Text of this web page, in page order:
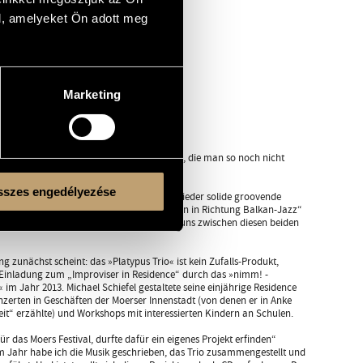
amelyeket Ön adott meg
Marketing
engedélyezése
unheimlich vielfältige Farben erzeugen, die man so noch nicht
lyrisch gestrichene Kantilenen, dann wieder solide groovende
kammermusikalisch, eher ein bisschen in Richtung Balkan-Jazz“
„Sehr verkürzt gesagt, bewegen wir uns zwischen diesen beiden
zunächst scheint: das »Platypus Trio« ist kein Zufalls-Produkt,
zum „Improviser in Residence“ durch das »nimm! -
Jahr 2013. Michael Schiefel gestaltete seine einjährige Residence
in Geschäften der Moerser Innenstadt (von denen er in Anke
erzählte) und Workshops mit interessierten Kindern an Schulen.
das Moers Festival, durfte dafür ein eigenes Projekt erfinden“
Jahr habe ich die Musik geschrieben, das Trio zusammengestellt und